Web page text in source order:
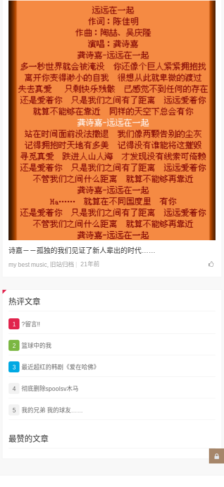
诗嘉－－孤独的我们见证了新人辈出的时代……
my best music, 旧站归档 21年前
热评文章
1 ?留言!!
2 篮球中的我
3 最近超红的韩剧《爱在哈佛》
4 彻底删除spoolsv木马
5 我的兄弟 我的球友……
最赞的文章